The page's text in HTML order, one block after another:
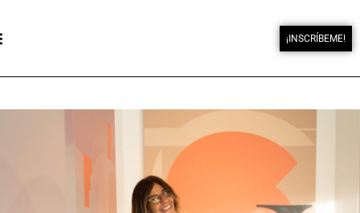
¡INSCRÍBEME!